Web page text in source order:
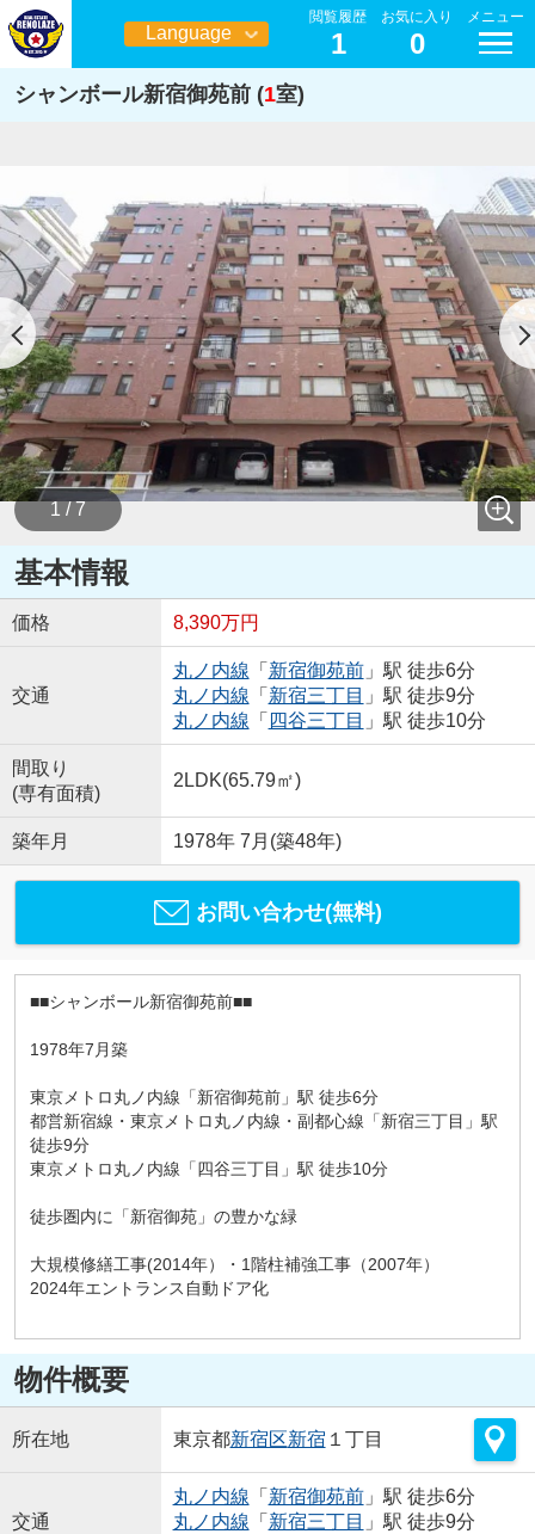
Language
日本語
閲覧履歴
1
お気に入り
0
メニュー
シャンボール新宿御苑前 (1室)
1 / 7
基本情報
価格 8,390万円
交通
丸ノ内線 「 新宿御苑前」駅 徒歩6分
丸ノ内線 「 新宿三丁目 」駅 徒歩9分
丸ノ内線 「 四谷三丁目 」駅 徒歩10分
間取り
(専有面積)
2LDK(65.79㎡)
築年月 1978年 7月(築48年)
お問い合わせ(無料)
■■シャンボール新宿御苑前■■
1978年7月築
東京メトロ丸ノ内線「新宿御苑前」駅 徒歩6分
都営新宿線・東京メトロ丸ノ内線・副都心線「新宿三丁目」駅
徒歩9分
東京メトロ丸ノ内線「四谷三丁目」駅 徒歩10分
徒歩圏内に「新宿御苑」の豊かな緑
大規模修繕工事(2014年）・1階柱補強工事（2007年）
2024年エントランス自動ドア化
物件概要
所在地 東京都新宿区新宿 １丁目
交通
丸ノ内線 「 新宿御苑前」駅 徒歩6分
丸ノ内線 「 新宿三丁目 」駅 徒歩9分